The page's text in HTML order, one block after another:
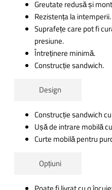
Greutate redusă și
Rezistența la intemperii.
Suprafețe care pot fi
presiune.
Întreținere minimă.
Construcție sandwich.
Design
Construcție sandwich
Ușă de intrare mobilă
Curte mobilă pentru
Opțiuni